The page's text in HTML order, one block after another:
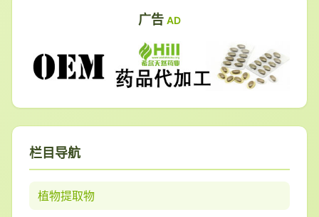
广告 AD
栏目导航
植物提取物